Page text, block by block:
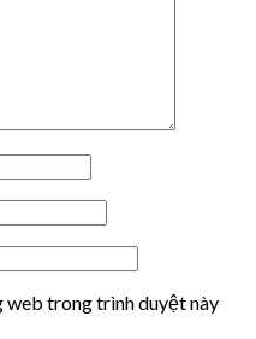
web trong trình duyệt này